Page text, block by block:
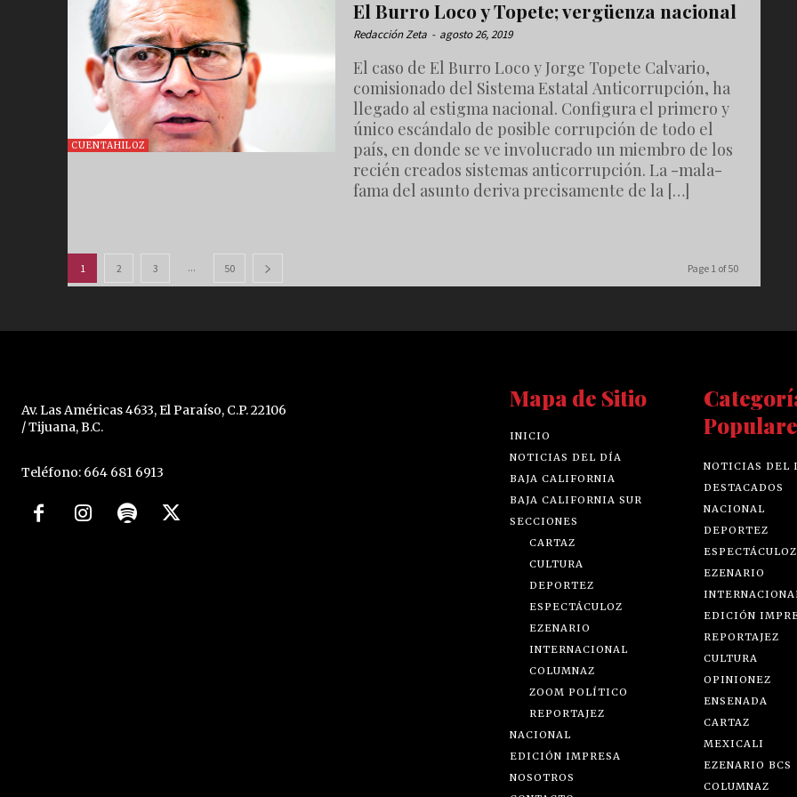
CUENTAHILOZ
El Burro Loco y Topete; vergüenza nacional
Redacción Zeta - agosto 26, 2019
El caso de El Burro Loco y Jorge Topete Calvario,
comisionado del Sistema Estatal Anticorrupción, ha
llegado al estigma nacional. Configura el primero y
único escándalo de posible corrupción de todo el
país, en donde se ve involucrado un miembro de los
recién creados sistemas anticorrupción. La -mala-
fama del asunto deriva precisamente de la […]
1 2 3 ... 50 Page 1 of 50
Av. Las Américas 4633, El Paraíso, C.P. 22106
/ Tijuana, B.C.
Teléfono: 664 681 6913
Mapa de Sitio
INICIO
NOTICIAS DEL DÍA
BAJA CALIFORNIA
BAJA CALIFORNIA SUR
SECCIONES
CARTAZ
CULTURA
DEPORTEZ
ESPECTÁCULOZ
EZENARIO
INTERNACIONAL
COLUMNAZ
ZOOM POLÍTICO
REPORTAJEZ
NACIONAL
EDICIÓN IMPRESA
NOSOTROS
NOTICIAS DEL
DESTACADOS
NACIONAL
DEPORTEZ
ESPECTÁCULOZ
EZENARIO
EDICIÓN
REPORTAJEZ
CULTURA
OPINIONEZ
ENSENADA
CARTAZ
MEXICALI
EZENARIO BCS
COLUMNAZ